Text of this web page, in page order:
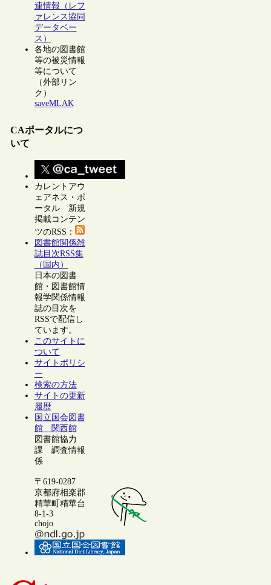
連情報（レフ
ァレンス協同
データベー
ス）
各地の図書館
等の被災情報
等について
（外部リン
ク）
saveMLAK
CAポータルにつ
いて
カレントアウ
ェアネス・ポ
ータル 新規
掲載コンテン
ツのRSS：
図書館関係雑
誌目次RSS集
（国内）
日本の図書
館・図書館情
報学関係情報
誌の目次を
RSSで配信し
ています。
このサイトに
ついて
サイトポリシ
ー
検索の方法
サイトの更新
履歴
国立国会図書
館 関西館
図書館協力
課 調査情報
係
〒619-0287
京都府相楽郡
精華町精華台
8-1-3
chojo